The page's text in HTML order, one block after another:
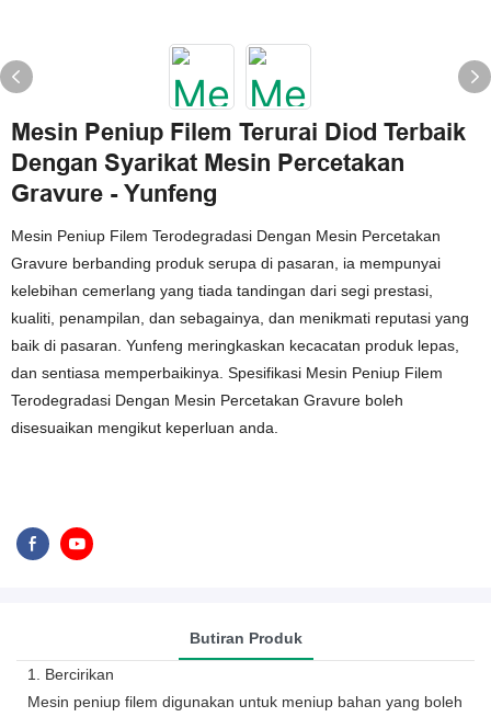
Mesin Peniup Filem Terurai Diod Terbaik
Dengan Syarikat Mesin Percetakan
Gravure - Yunfeng
Mesin Peniup Filem Terodegradasi Dengan Mesin Percetakan
Gravure berbanding produk serupa di pasaran, ia mempunyai
kelebihan cemerlang yang tiada tandingan dari segi prestasi,
kualiti, penampilan, dan sebagainya, dan menikmati reputasi yang
baik di pasaran. Yunfeng meringkaskan kecacatan produk lepas,
dan sentiasa memperbaikinya. Spesifikasi Mesin Peniup Filem
Terodegradasi Dengan Mesin Percetakan Gravure boleh
disesuaikan mengikut keperluan anda.
Butiran Produk
1. Bercirikan
Mesin peniup filem digunakan untuk meniup bahan yang boleh